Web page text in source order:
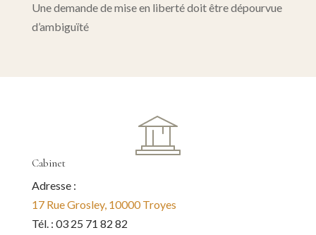
Une demande de mise en liberté doit être dépourvue
d’ambiguïté
Cabinet
Adresse :
17 Rue Grosley, 10000 Troyes
Tél. : 03 25 71 82 82